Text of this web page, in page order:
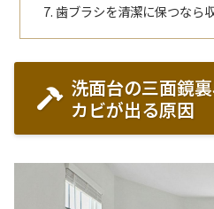
歯ブラシを清潔に保つなら
洗面台の三面鏡
カビが出る原因